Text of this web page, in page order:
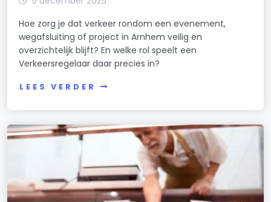
Hoe zorg je dat verkeer rondom een evenement,
wegafsluiting of project in Arnhem veilig en
overzichtelijk blijft? En welke rol speelt een
Verkeersregelaar daar precies in?
LEES VERDER